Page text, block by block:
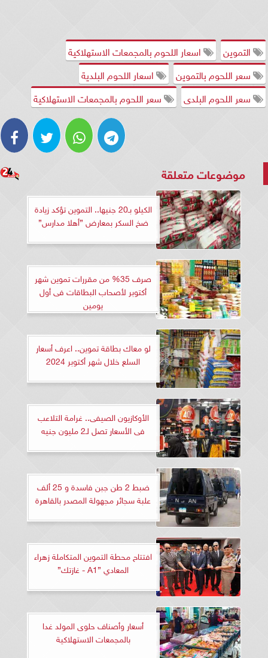
التموين
اسعار اللحوم بالمجمعات الاستهلاكية
سعر اللحوم بالتموين
اسعار اللحوم البلدية
سعر اللحوم البلدى
سعر اللحوم بالمجمعات الاستهلاكية
موضوعات متعلقة
الكيلو بـ20 جنيها.. التموين تؤكد زيادة
ضخ السكر بمعارض ”أهلا مدارس”
صرف 35% من مقررات تموين شهر
أكتوبر لأصحاب البطاقات فى أول
يومين
لو معاك بطاقة تموين.. اعرف أسعار
السلع خلال شهر أكتوبر 2024
الأوكازيون الصيفى.. غرامة التلاعب
فى الأسعار تصل لـ2 مليون جنيه
ضبط 2 طن جبن فاسدة و 25 ألف
علبة سجائر مجهولة المصدر بالقاهرة
افتتاح محطة التموين المتكاملة زهراء
المعادي ”A1 - غازتك”
أسعار وأصناف حلوى المولد غدا
بالمجمعات الاستهلاكية